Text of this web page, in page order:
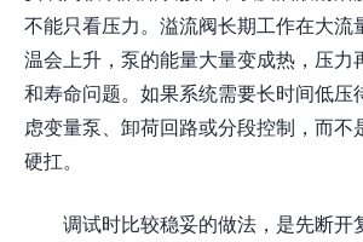
不能只看压力。溢流阀长期工作在大流
温会上升，泵的能量大量变成热，压力
和寿命问题。如果系统需要长时间低压
虑变量泵、卸荷回路或分段控制，而不
硬扛。
调试时比较稳妥的做法，是先断开